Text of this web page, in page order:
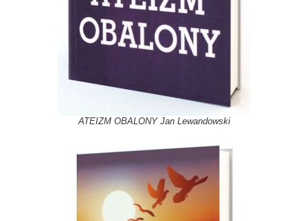
ATEIZM OBALONY Jan Lewandowski